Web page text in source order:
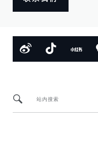
站内搜索